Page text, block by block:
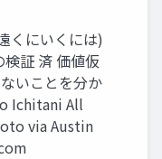
くにいくには)
証 済 価値仮
いことを分か
Ichitani All
via Austin